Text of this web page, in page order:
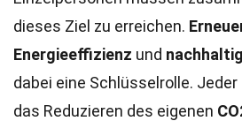
dieses Ziel zu erreichen.
Energieeffizienz und
dabei eine Schlüsselrolle.
das Reduzieren des eigenen